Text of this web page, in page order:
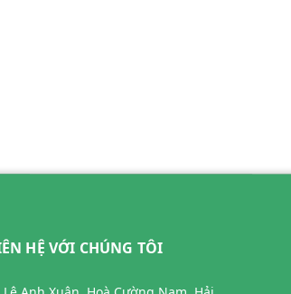
HỆ VỚI CHÚNG TÔI